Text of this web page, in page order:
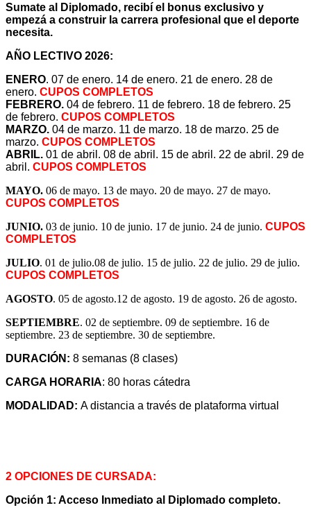
Sumate al Diplomado, recibí el bonus exclusivo y
empezá a construir la carrera profesional que el deporte
necesita.
AÑO LECTIVO 2026:
ENERO. 07 de enero. 14 de enero. 21 de enero. 28 de
enero. CUPOS COMPLETOS
FEBRERO. 04 de febrero. 11 de febrero. 18 de febrero. 25
de febrero. CUPOS COMPLETOS
MARZO. 04 de marzo. 11 de marzo. 18 de marzo. 25 de
marzo. CUPOS COMPLETOS
ABRIL. 01 de abril. 08 de abril. 15 de abril. 22 de abril. 29 de
abril. CUPOS COMPLETOS
MAYO. 06 de mayo. 13 de mayo. 20 de mayo. 27 de mayo.
CUPOS COMPLETOS
JUNIO. 03 de junio. 10 de junio. 17 de junio. 24 de junio. CUPOS
COMPLETOS
JULIO. 01 de julio.08 de julio. 15 de julio. 22 de julio. 29 de julio.
CUPOS COMPLETOS
AGOSTO. 05 de agosto.12 de agosto. 19 de agosto. 26 de agosto.
SEPTIEMBRE. 02 de septiembre. 09 de septiembre. 16 de
septiembre. 23 de septiembre. 30 de septiembre.
DURACIÓN: 8 semanas (8 clases)
CARGA HORARIA: 80 horas cátedra
MODALIDAD: A distancia a través de plataforma virtual
2 OPCIONES DE CURSADA:
Opción 1: Acceso Inmediato al Diplomado completo.